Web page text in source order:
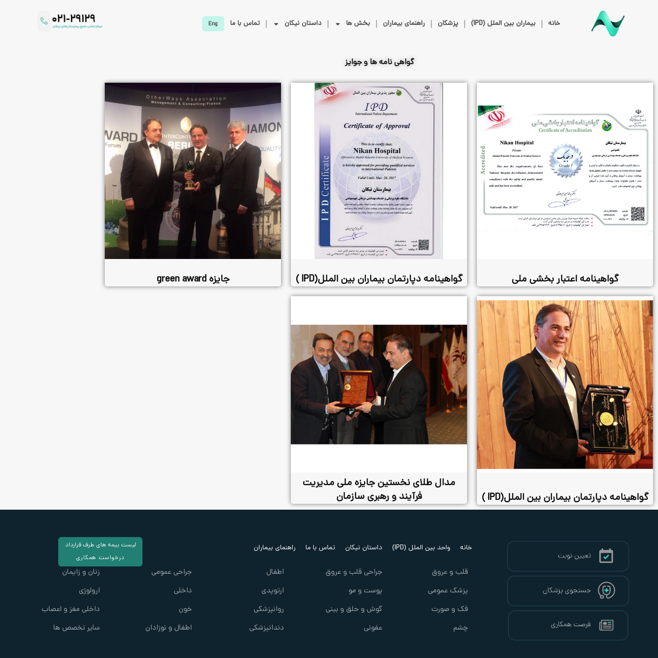
خانه بیماران بین الملل (IPD) پزشکان راهنمای بیماران بخش ها داستان نیکان تماس با ما
گواهی نامه ها و جوایز
گواهینامه اعتبار بخشی ملی گواهینامه دپارتمان بیماران بین الملل(IPD ) جایزه green award
گواهینامه دپارتمان بیماران بین الملل(IPD )
مدال طلای نخستین جایزه ملی مدیریت
فرآیند و رهبری سازمان
خانه واحد بین الملل (IPD) داستان نیکان تماس با ما راهنمای بیماران
لیست بیمه های طرف قرارداد
درخواست همکاری
قلب و عروق
پزشک عمومی
فک و صورت
چشم
جراحی قلب و عروق
پوست و مو
گوش و حلق و بینی
عفونی
اطفال
ارتوپدی
روانپزشکی
دندانپزشکی
جراحی عمومی
داخلی
خون
اطفال و نوزادان
زنان و زایمان
ارولوژی
داخلی مغز و اعصاب
سایر تخصص ها